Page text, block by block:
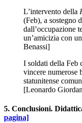
L’intervento della
(Feb), a sostegno
dall’occupazione
un’amicizia con
Benassi]
I soldati della Feb
vincere numerose
statunitense
[Leonardo
5. Conclusioni.
pagina]